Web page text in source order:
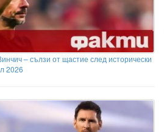
– сълзи от щастие след исторически
2026